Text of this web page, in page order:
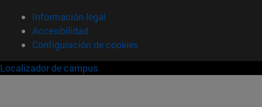
Información legal
Accesibilidad
Configuración de cookies
Localizador de campus